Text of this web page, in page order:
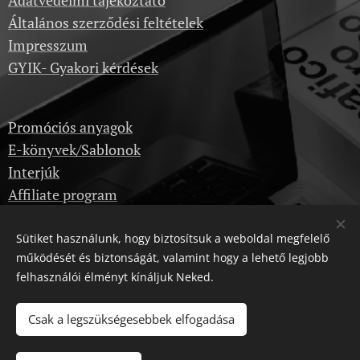
pénzü
valósá
útmut
útmut
ató és
átor:
egy
Általános szerződési feltételek
Impresszum
GYIK- Gyakori kérdések
Promóciós anyagok
E-könyvek/Sablonok
Interjúk
Affiliate program
Képzések
Kérdezz itt
Dropshipping velünk
Karrier
Sütiket használunk, hogy biztosítsuk a weboldal megfelelő
működését és biztonságát, valamint hogy a lehető legjobb
felhasználói élményt kínáljuk Neked.
Csak a legszükségesebbek elfogadása